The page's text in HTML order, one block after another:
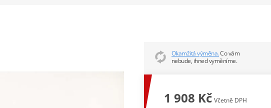
Okamžitá výměna.Co vám
nebude, ihned vyměníme.
1 908 Kč Včetně DPH